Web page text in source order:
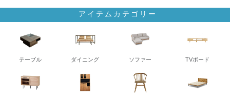
アイテムカテゴリー
テーブル ダイニング ソファー TVボード